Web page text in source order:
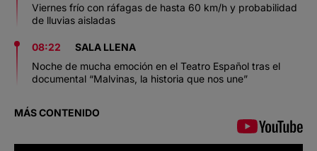
Viernes frío con ráfagas de hasta 60 km/h y probabilidad
de lluvias aisladas
08:22
SALA LLENA
Noche de mucha emoción en el Teatro Español tras el
documental “Malvinas, la historia que nos une”
MÁS CONTENIDO